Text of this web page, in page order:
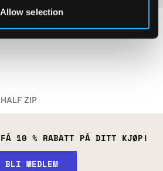
Allow selection
ZIP
FÅ 10 % RABATT PÅ DITT KJØP!
BLI MEDLEM